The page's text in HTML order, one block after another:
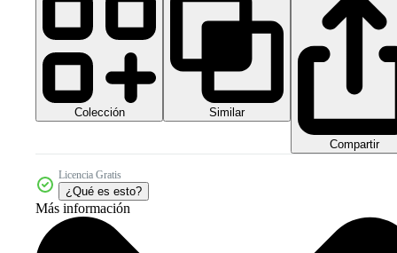
Colección Similar
Compartir
Licencia Gratis
¿Qué es esto?
Más información